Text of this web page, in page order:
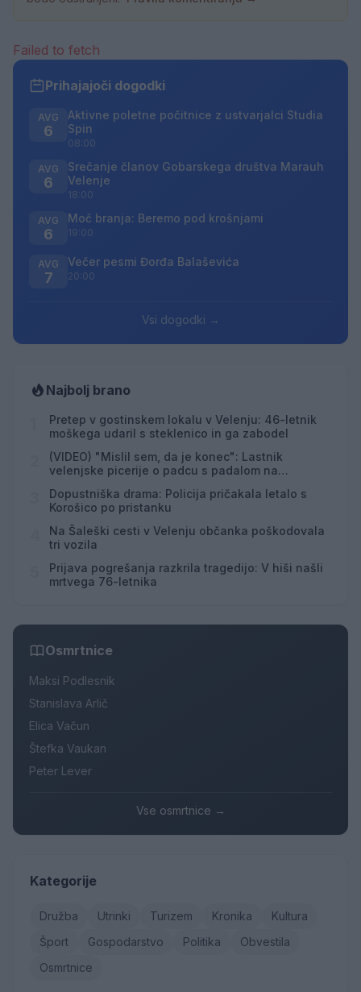
Failed to fetch
Prihajajoči dogodki
AVG
6
Aktivne poletne počitnice z ustvarjalci Studia
Spin
08:00
AVG
6
Srečanje članov Gobarskega društva Marauh
Velenje
18:00
AVG
6
Moč branja: Beremo pod krošnjami
19:00
AVG
7
Večer pesmi Đorđa Balaševića
20:00
Vsi dogodki →
Najbolj brano
Pretep v gostinskem lokalu v Velenju: 46-letnik
moškega udaril s steklenico in ga zabodel
(VIDEO) "Mislil sem, da je konec": Lastnik
velenjske picerije o padcu s padalom na
Dopustniška drama: Policija pričakala letalo s
Korošico po pristanku
Na Šaleški cesti v Velenju občanka poškodovala
tri vozila
Prijava pogrešanja razkrila tragedijo: V hiši našli
mrtvega 76-letnika
Osmrtnice
Maksi Podlesnik
Stanislava Arlič
Elica Vačun
Štefka Vaukan
Peter Lever
Vse osmrtnice →
Kategorije
Družba Utrinki Turizem Kronika
Kultura
Šport
Gospodarstvo Politika
Obvestila
Osmrtnice